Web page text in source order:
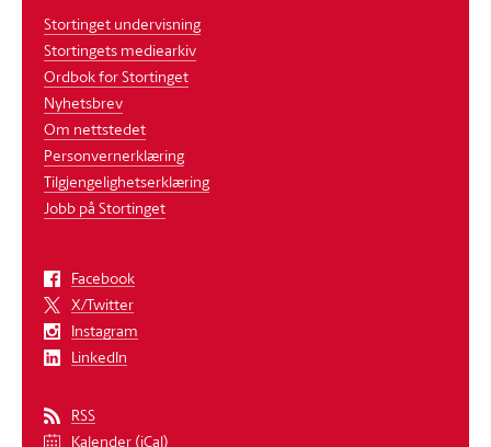
Stortinget undervisning
Stortingets mediearkiv
Ordbok for Stortinget
Nyhetsbrev
Om nettstedet
Personvernerklæring
Tilgjengelighetserklæring
Jobb på Stortinget
Facebook
X/Twitter
Instagram
LinkedIn
RSS
Kalender (iCal)